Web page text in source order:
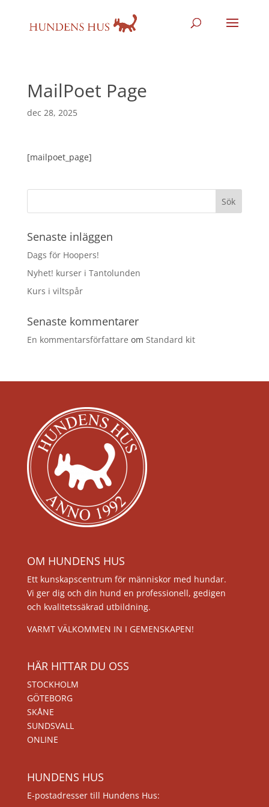
MailPoet Page
dec 28, 2025
[mailpoet_page]
Senaste inläggen
Dags för Hoopers!
Nyhet! kurser i Tantolunden
Kurs i viltspår
Senaste kommentarer
En kommentarsförfattare om Standard kit
OM HUNDENS HUS
Ett kunskapscentrum för människor med hundar.
Vi ger dig och din hund en professionell, gedigen
och kvalitetssäkrad utbildning.
VARMT VÄLKOMMEN IN I GEMENSKAPEN!
HÄR HITTAR DU OSS
STOCKHOLM
GÖTEBORG
SKÅNE
SUNDSVALL
ONLINE
HUNDENS HUS
E-postadresser till Hundens Hus: